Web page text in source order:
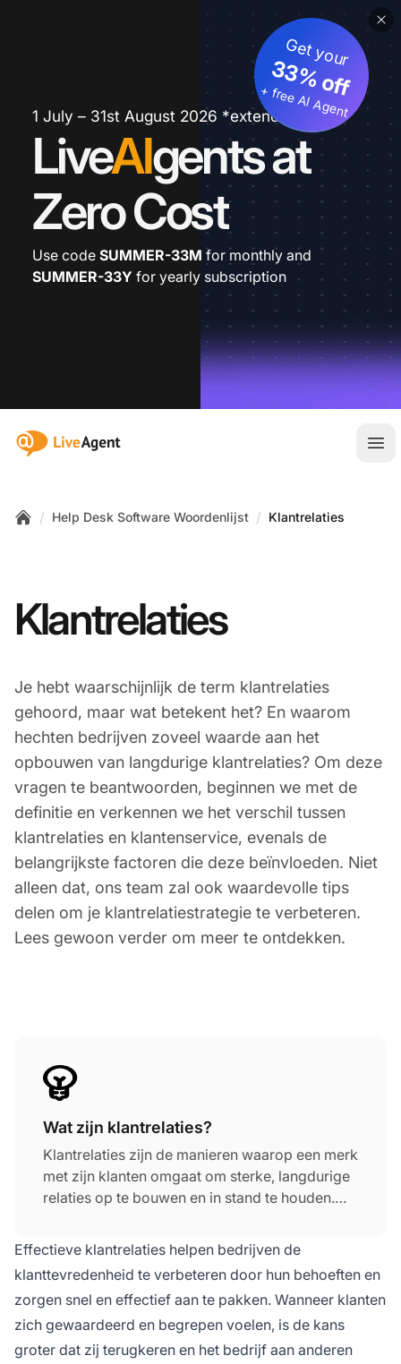
1 July – 31st August 2026 *extended
LiveAIgents at
Zero Cost
Get your
33% off
+ free AI Agent
Use code SUMMER-33M for monthly and
SUMMER-33Y for yearly subscription
:site.title
/ Help Desk Software Woordenlijst / Klantrelaties
Klantrelaties
Je hebt waarschijnlijk de term klantrelaties
gehoord, maar wat betekent het? En waarom
hechten bedrijven zoveel waarde aan het
opbouwen van langdurige klantrelaties? Om deze
vragen te beantwoorden, beginnen we met de
definitie en verkennen we het verschil tussen
klantrelaties en klantenservice, evenals de
belangrijkste factoren die deze beïnvloeden. Niet
alleen dat, ons team zal ook waardevolle tips
delen om je klantrelatiestrategie te verbeteren.
Lees gewoon verder om meer te ontdekken.
Wat zijn klantrelaties?
Klantrelaties zijn de manieren waarop een merk
met zijn klanten omgaat om sterke, langdurige
relaties op te bouwen en in stand te houden.
het bedrijf heeft, van eerste contact tot
ondersteuning na aankoop. Het doel is
positieve ervaringen creëren die leiden tot
klantloyaliteit en tevredenheid.
Effectieve klantrelaties helpen bedrijven de
klanttevredenheid te verbeteren door hun behoeften en
zorgen snel en effectief aan te pakken. Wanneer klanten
zich gewaardeerd en begrepen voelen, is de kans
groter dat zij terugkeren en het bedrijf aan anderen